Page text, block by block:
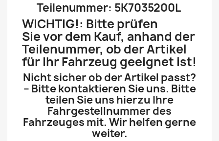
Teilenummer: 5K7035200L
WICHTIG!: Bitte prüfen
Sie vor dem Kauf, anhand der
Teilenummer, ob der Artikel
für Ihr Fahrzeug geeignet ist!
Nicht sicher ob der Artikel passt?
– Bitte kontaktieren Sie uns. Bitte
teilen Sie uns hierzu Ihre
Fahrgestellnummer des
Fahrzeuges mit. Wir helfen gerne
weiter.